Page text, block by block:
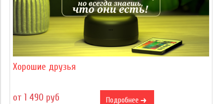
Хорошие друзья
от 1 490 руб Подробнее